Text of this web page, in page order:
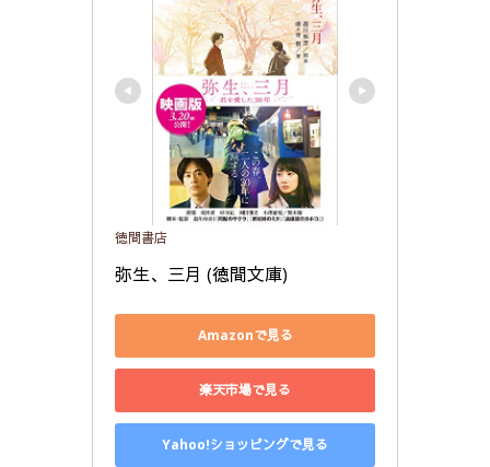
徳間書店
弥生、三月 (徳間文庫)
Amazonで見る
楽天市場で見る
Yahoo!ショッピングで見る